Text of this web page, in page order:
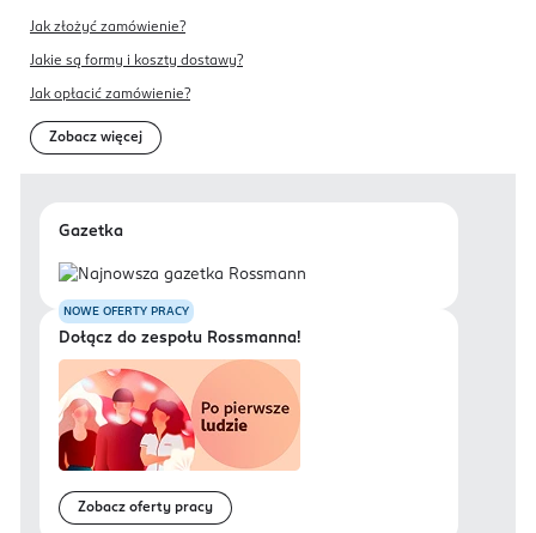
Jak złożyć zamówienie?
Jakie są formy i koszty dostawy?
Jak opłacić zamówienie?
Zobacz więcej
Gazetka
NOWE OFERTY PRACY
Dołącz do zespołu Rossmanna!
Zobacz oferty pracy